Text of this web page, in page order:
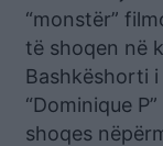
“monstër”
të shoqen në
Bashkëshorti
“Dominique
shoqes